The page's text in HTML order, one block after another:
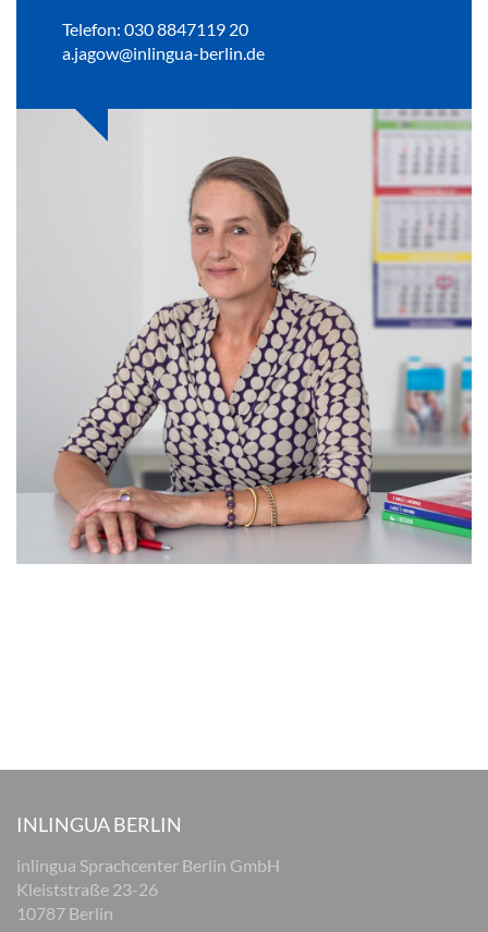
Telefon: 030 8847119 20
a.jagow@inlingua-berlin.de
INLINGUA BERLIN
inlingua Sprachcenter Berlin GmbH
Kleiststraße 23-26
10787 Berlin